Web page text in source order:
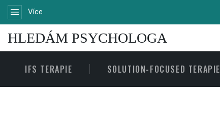
Více
HLEDÁM PSYCHOLOGA
IFS TERAPIE SOLUTION-FOCUSED TERAPIE